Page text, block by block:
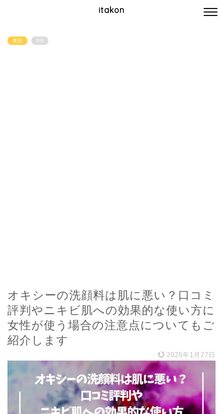
itakon
美容 PR
オキシーの洗顔料は肌に悪い？口コミ
評判やニキビ肌への効果的な使い方に
女性が使う場合の注意点についてもご
紹介します
2025年1月27日